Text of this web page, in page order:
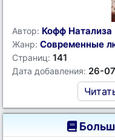
Автор: Кофф Натализа
Жанр: Современные
Страниц: 141
Дата добавления: 26-